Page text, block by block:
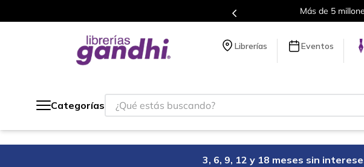
Más de 5
Librerías Eventos
Categorías
¿Qué estás buscando?
3, 6, 9, 12 y 18 meses sin